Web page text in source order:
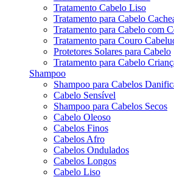
Tratamento Cabelo Liso
Tratamento para Cabelo
Tratamento para Cabelo com
Tratamento para Couro
Protetores Solares para Cabelo
Tratamento para Cabelo
Shampoo
Shampoo para Cabelos
Cabelo Sensível
Shampoo para Cabelos Secos
Cabelo Oleoso
Cabelos Finos
Cabelos Afro
Cabelos Ondulados
Cabelos Longos
Cabelo Liso